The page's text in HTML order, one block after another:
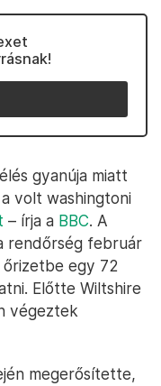
gyanúja miatt
a volt washingtoni
– írja a BBC. A
rendőrség február
egy 72
Előtte Wiltshire
végeztek
megerősítette,